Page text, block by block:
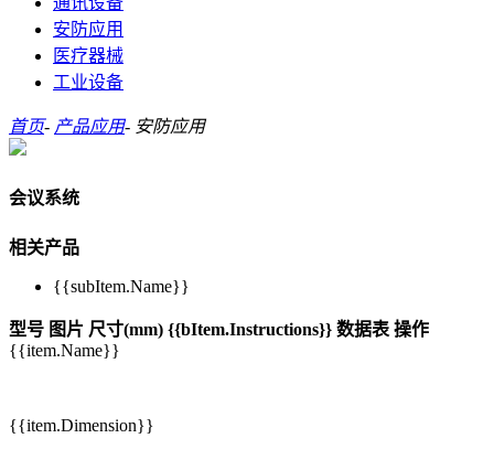
安防应用
医疗器械
工业设备
首页- 产品应用- 安防应用
会议系统
相关产品
{{subItem.Name}}
型号 图片 尺寸(mm) {{bItem.Instructions}} 数据表 操作
{{item.Name}}
{{item.Dimension}}